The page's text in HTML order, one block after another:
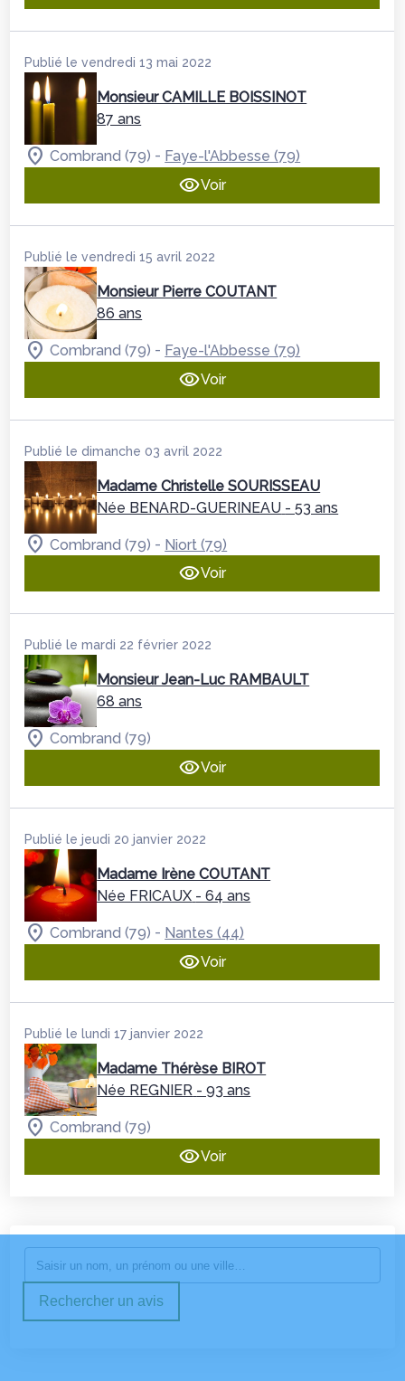
Publié le vendredi 13 mai 2022
Monsieur CAMILLE BOISSINOT
87 ans
Combrand (79) - Faye-l'Abbesse (79)
Voir
Publié le vendredi 15 avril 2022
Monsieur Pierre COUTANT
86 ans
Combrand (79) - Faye-l'Abbesse (79)
Voir
Publié le dimanche 03 avril 2022
Madame Christelle SOURISSEAU
Née BENARD-GUERINEAU - 53 ans
Combrand (79) - Niort (79)
Voir
Publié le mardi 22 février 2022
Monsieur Jean-Luc RAMBAULT
68 ans
Combrand (79)
Voir
Publié le jeudi 20 janvier 2022
Madame Irène COUTANT
Née FRICAUX - 64 ans
Combrand (79) - Nantes (44)
Voir
Publié le lundi 17 janvier 2022
Madame Thérèse BIROT
Née REGNIER - 93 ans
Combrand (79)
Voir
Rechercher un avis